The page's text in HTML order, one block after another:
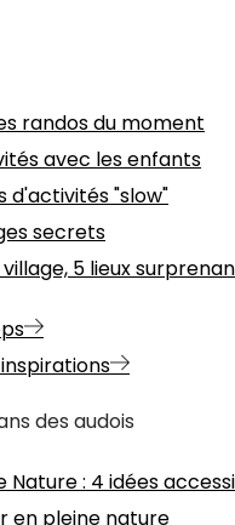
randos du moment
avec les enfants
d'activités "slow"
secrets
5 lieux
des audois
Nature: 4 idées
en pleine nature